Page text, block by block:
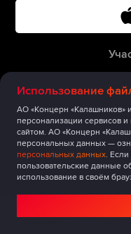
Использование
АО «Концерн «Калашников»
персонализации сервисов
сайтом. АО «Концерн
персональных данных —
персональных данных.
пользовательские данные
использование в своём